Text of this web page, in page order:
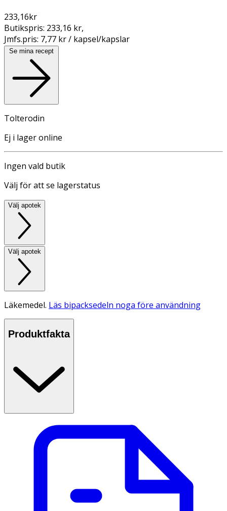
233,16kr
Butikspris: 233,16 kr,
Jmfs.pris: 7,77 kr / kapsel/kapslar
Se mina recept
Tolterodin
Ej i lager online
Ingen vald butik
Välj för att se lagerstatus
Välj apotek
Välj apotek
Läkemedel. Läs bipacksedeln noga före användning
Produktfakta